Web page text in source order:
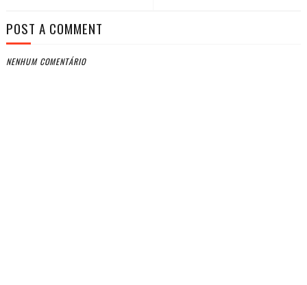
POST A COMMENT
NENHUM COMENTÁRIO